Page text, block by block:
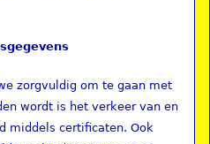
zorgvuldig om te gaan met
wordt is het verkeer van en
middels certificaten. Ook